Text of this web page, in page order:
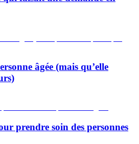
âgée (mais qu’elle
prendre soin des personnes